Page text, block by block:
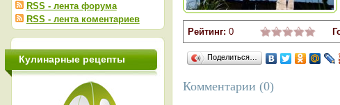
Рейтинг: 0
Поделиться…
Комментарии (0)
RSS - лента форума
RSS - лента коментариев
Кулинарные рецепты